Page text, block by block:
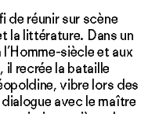
de réunir sur scène
la littérature. Dans un
siècle et aux
il recrée la bataille
vibre lors des
avec le maître